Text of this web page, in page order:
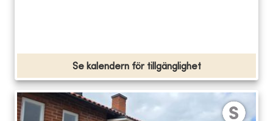
Se kalendern för tillgänglighet